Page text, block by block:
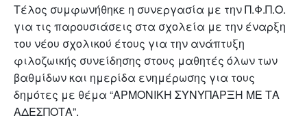
Τέλος συμφωνήθηκε η συνεργασία με την Π.Φ.Π.Ο.
για τις παρουσιάσεις στα σχολεία με την έναρξη
του νέου σχολικού έτους για την ανάπτυξη
φιλοζωικής συνείδησης στους μαθητές όλων των
βαθμίδων και ημερίδα ενημέρωσης για τους
δημότες με θέμα “ΑΡΜΟΝΙΚΗ ΣΥΝΥΠΑΡΞΗ ΜΕ ΤΑ
ΑΔΕΣΠΟΤΑ”.